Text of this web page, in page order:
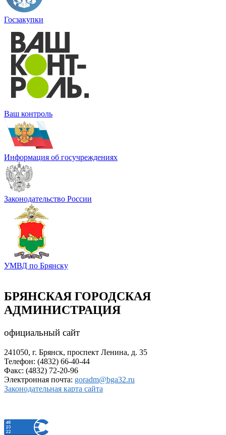
Госзакупки
Ваш контроль
Информация об госучреждениях
Законодательство России
УМВД по Брянску
БРЯНСКАЯ ГОРОДСКАЯ
АДМИНИСТРАЦИЯ
официальный сайт
241050, г. Брянск, проспект Ленина, д. 35
Телефон: (4832) 66-40-44
Факс: (4832) 72-20-96
Электронная почта: goradm@bga32.ru
Законодательная карта сайта